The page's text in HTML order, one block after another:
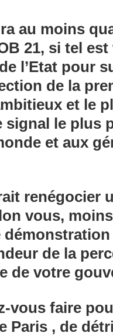
au moins
21, si tel
l’Etat pour
de la
et le
signal le plus
et aux
renégocier
vous,
de la
de votre
vous faire
Paris , de